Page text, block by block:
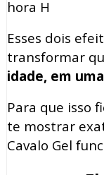
hora H
Esses dois
transformar
idade, em
Para que isso
te mostrar
Cavalo Gel